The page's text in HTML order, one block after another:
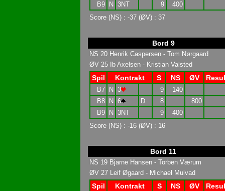
B9
N 3NT 9
400
Score (NS) : -37 (ØV) : 37
Bord 9
NS 20 Henrik Caspersen - Tom Nørgaard
ØV 25 Ib Axelsen - Kristian Valsted
Spil Kontrakt S NS ØV
B7 N 3 9
140
B8
N 6 D 8
800
B9
N 3NT 9
400
Score (NS) : -16 (ØV) : 16
Bord 11
NS 19 Bjarne Hansen - Torben Værum
ØV 27 Leif Øgaard - Michael Mulvad
Spil Kontrakt S NS ØV